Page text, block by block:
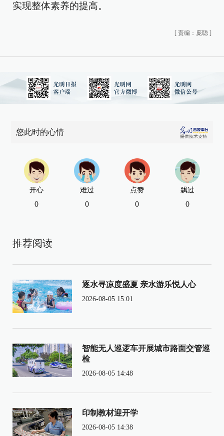
实现整体素养的提高。
[ 责编：庞聪 ]
您此时的心情
开心
0
难过
0
点赞
0
飘过
0
推荐阅读
逐水寻凉度盛夏 亲水游乐悦人心
2026-08-05 15:01
智能无人巡逻车开展城市路面交管巡
检
2026-08-05 14:48
印制教材迎开学
2026-08-05 14:38